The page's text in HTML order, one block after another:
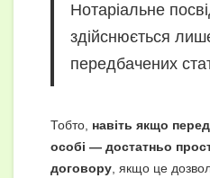
Нотаріальне
здійснюється
передбачених
Тобто, навіть якщо
особі — достатньо
договору , якщо це